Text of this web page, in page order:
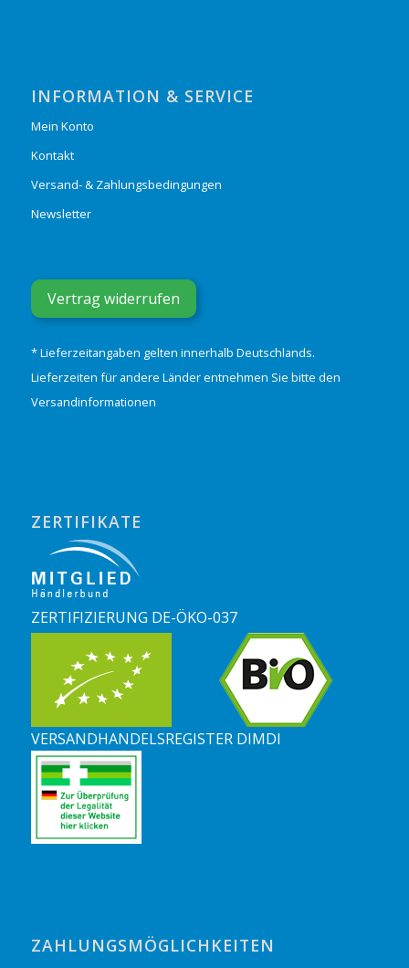
INFORMATION & SERVICE
Mein Konto
Kontakt
Versand- & Zahlungsbedingungen
Newsletter
Vertrag widerrufen
* Lieferzeitangaben gelten innerhalb Deutschlands.
Lieferzeiten für andere Länder entnehmen Sie bitte den
Versandinformationen
ZERTIFIKATE
ZERTIFIZIERUNG DE-ÖKO-037
VERSANDHANDELSREGISTER DIMDI
ZAHLUNGSMÖGLICHKEITEN